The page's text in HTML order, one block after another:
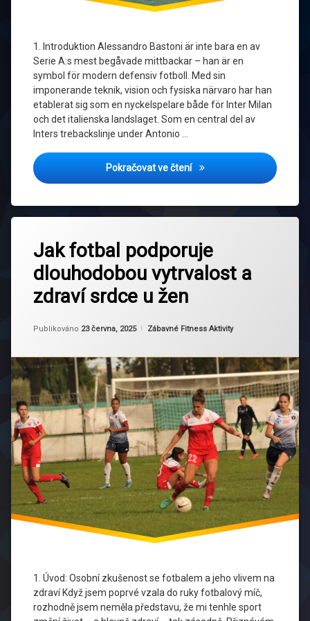
1. Introduktion Alessandro Bastoni är inte bara en av
Serie A:s mest begåvade mittbackar – han är en
symbol för modern defensiv fotboll. Med sin
imponerande teknik, vision och fysiska närvaro har han
etablerat sig som en nyckelspelare både för Inter Milan
och det italienska landslaget. Som en central del av
Inters trebackslinje under Antonio …
Pokračovat ve čteníAlessandro Bastoni –
Jak fotbal podporuje
dlouhodobou vytrvalost a
zdraví srdce u žen
Publikováno 23 června, 2025
Aktualizováno 23 června, 2025
Od Ruby
Kategorie:
Zábavné Fitness Aktivity
1. Úvod: Osobní zkušenost se fotbalem a jeho vlivem na
zdraví Když jsem poprvé vzala do ruky fotbalový míč,
rozhodně jsem neměla představu, že mi tenhle sport
Aktivní
životní
styl
fotbal
ženy
fotbalová
motivace
Kondice
sport
pro
ženy
týmový
komentář
na
Jak
fotbal
podporuje
dlouhodobou
a
srdce
u